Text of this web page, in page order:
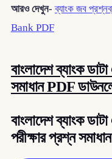
আরও দেখুন-ব্যাংক জব
Bank PDF
বাংলাদেশ ব্যাংক
সমাধান PDF
বাংলাদেশ ব্যাংক
পরীক্ষার প্রশ্ন